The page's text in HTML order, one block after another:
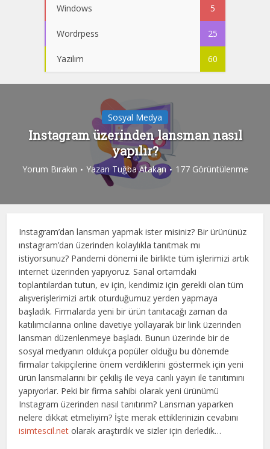
Windows 5
Wordrpess 25
Yazılım 60
Sosyal Medya
Instagram üzerinden lansman nasıl
yapılır?
Yorum Bırakın Yazan Tuğba Atakan 177 Görüntülenme
Instagram’dan lansman yapmak ister misiniz? Bir ürününüz
ınstagram’dan üzerinden kolaylıkla tanıtmak mı
istiyorsunuz? Pandemi dönemi ile birlikte tüm işlerimizi artık
internet üzerinden yapıyoruz. Sanal ortamdaki
toplantılardan tutun, ev için, kendimiz için gerekli olan tüm
alışverişlerimizi artık oturduğumuz yerden yapmaya
başladık. Firmalarda yeni bir ürün tanıtacağı zaman da
katılımcılarına online davetiye yollayarak bir link üzerinden
lansman düzenlenmeye başladı. Bunun üzerinde bir de
sosyal medyanın oldukça popüler olduğu bu dönemde
firmalar takipçilerine önem verdiklerini göstermek için yeni
ürün lansmalarını bir çekiliş ile veya canlı yayın ile tanıtımını
yapıyorlar. Peki bir firma sahibi olarak yeni ürünümü
Instagram üzerinden nasıl tanıtırım? Lansman yaparken
nelere dikkat etmeliyim? İşte merak ettiklerinizin cevabını
isimtescil.net olarak araştırdık ve sizler için derledik…